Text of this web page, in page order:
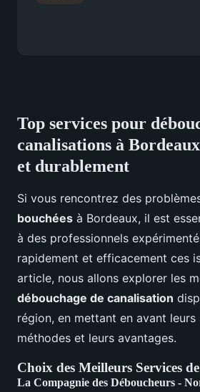
Top services pour
canalisations à
et durablement
Si vous rencontrez des
bouchées à Bordeaux, il est
à des professionnels
rapidement et efficacement ces
article, nous allons explorer les
débouchage de canalisation
région, en mettant en avant
méthodes et leurs avantages.
Choix des Meilleurs Services
La Compagnie des Déboucheurs -